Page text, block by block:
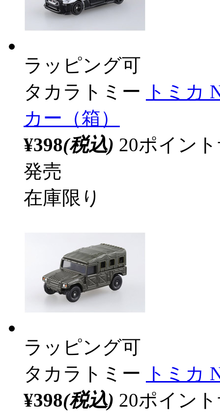
ラッピング可
タカラトミー
トミカ
カー（箱）
¥398(税込) 20ポイン
発売
在庫限り
ラッピング可
タカラトミー
トミカ
¥398(税込) 20ポイン